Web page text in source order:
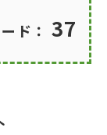
ド： 37